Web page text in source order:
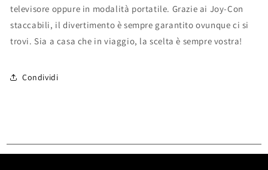
televisore oppure in modalità portatile. Grazie ai Joy-Con
staccabili, il divertimento è sempre garantito ovunque ci si
trovi. Sia a casa che in viaggio, la scelta è sempre vostra!
Condividi